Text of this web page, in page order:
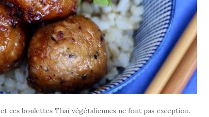
ces boulettes Thaï végétaliennes ne font pas exception.